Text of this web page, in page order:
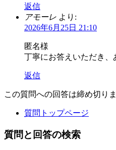
返信
アモーレ より:
2026年6月25日 21:10
匿名様
丁寧にお答えいただき、
返信
この質問への回答は締め切り
質問トップページ
質問と回答の検索